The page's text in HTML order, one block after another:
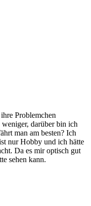
Problemchen
darüber bin ich
man am besten? Ich
nur Hobby und ich hätte
Da es mir optisch gut
sehen kann.